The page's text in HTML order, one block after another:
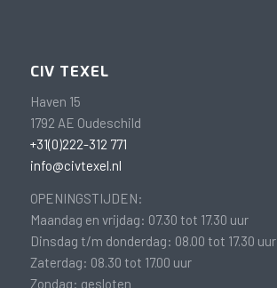
CIV TEXEL
Haven 15
1792 AE Oudeschild
+31(0)222-312 771
info@civtexel.nl
OPENINGSTIJDEN:
Maandag en vrijdag: 07.30 tot 17.30 uur
Dinsdag t/m donderdag: 08.00 tot 17.30 uur
Zaterdag: 08.30 tot 17.00 uur
Zondag: gesloten